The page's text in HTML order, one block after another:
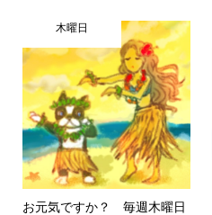
木曜日
お元気ですか？ 毎週木曜日